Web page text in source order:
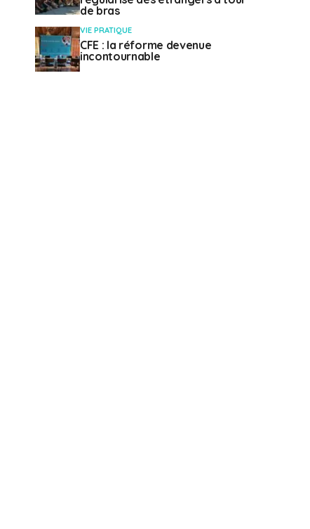
de bras
VIE PRATIQUE
CFE : la réforme devenue
incontournable